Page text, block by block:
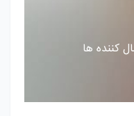
کننده ها